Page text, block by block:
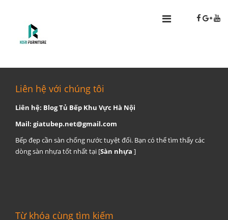
Liên hệ với chúng tôi
Liên hệ: Blog Tủ Bếp Khu Vực Hà Nội
Mail: giatubep.net@gmail.com
Bếp đẹp cần sàn chống nước tuyệt đối. Bạn có thể tìm thấy các
dòng sàn nhựa tốt nhất tại [Sàn nhựa ]
Từ khóa cùng tìm kiếm